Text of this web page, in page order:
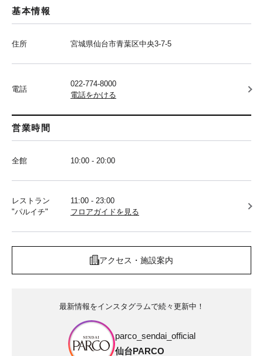
基本情報
住所 宮城県仙台市青葉区中央3-7-5
電話
022-774-8000
電話をかける
営業時間
全館 10:00 - 20:00
レストラン
"パルイチ"
11:00 - 23:00
フロアガイドを見る
アクセス・施設案内
最新情報をインスタグラムで続々更新中！
parco_sendai_official
仙台PARCO